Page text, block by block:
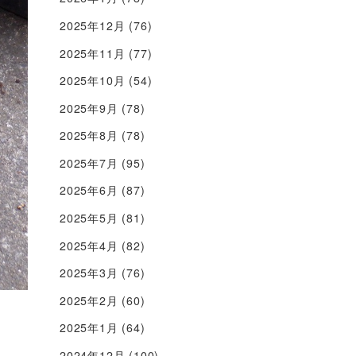
2025年12月 (76)
2025年11月 (77)
2025年10月 (54)
2025年9月 (78)
2025年8月 (78)
2025年7月 (95)
2025年6月 (87)
2025年5月 (81)
2025年4月 (82)
2025年3月 (76)
2025年2月 (60)
2025年1月 (64)